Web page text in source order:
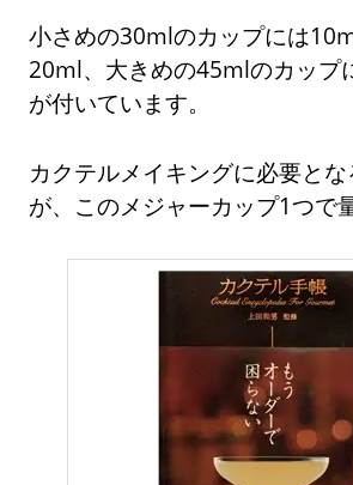
小さめの30mlのカップには
20ml、大きめの45mlのカップ
が付いています。
カクテルメイキングに必要と
が、このメジャーカップ1つで